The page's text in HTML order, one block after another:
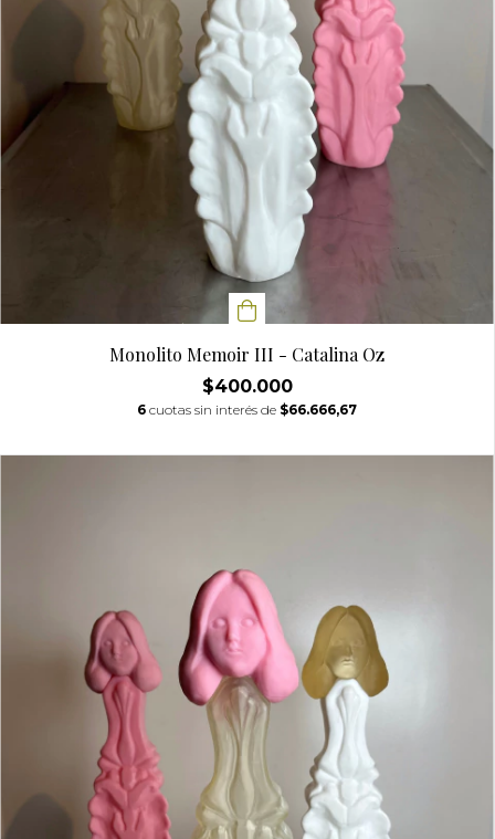
Monolito Memoir III - Catalina Oz
$400.000
6 cuotas sin interés de $66.666,67